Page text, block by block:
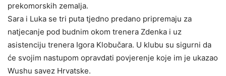
prekomorskih zemalja.
Sara i Luka se tri puta tjedno predano pripremaju za
natjecanje pod budnim okom trenera Zdenka i uz
asistenciju trenera Igora Klobučara. U klubu su sigurni da
će svojim nastupom opravdati povjerenje koje im je ukazao
Wushu savez Hrvatske.